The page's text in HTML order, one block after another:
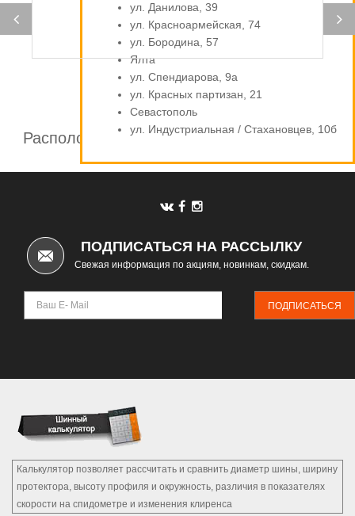
Расположение шинных центров компании
ул. Данилова, 39
ул. Красноармейская, 74
ул. Бородина, 57
Ялта
ул. Спендиарова, 9а
ул. Красных партизан, 21
Севастополь
ул. Индустриальная / Стахановцев, 10б
ПОДПИСАТЬСЯ НА РАССЫЛКУ
Свежая информация по акциям, новинкам, скидкам.
ПОДПИСАТЬСЯ
Калькулятор позволяет рассчитать и сравнить диаметр шины, ширину
протектора, высоту профиля и окружность, различия в показателях
скорости на спидометре и изменения клиренса